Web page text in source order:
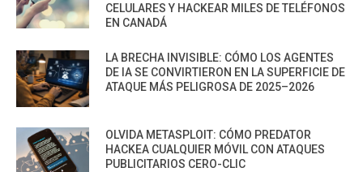
CELULARES Y HACKEAR MILES DE TELÉFONOS
EN CANADÁ
LA BRECHA INVISIBLE: CÓMO LOS AGENTES
DE IA SE CONVIRTIERON EN LA SUPERFICIE DE
ATAQUE MÁS PELIGROSA DE 2025–2026
OLVIDA METASPLOIT: CÓMO PREDATOR
HACKEA CUALQUIER MÓVIL CON ATAQUES
PUBLICITARIOS CERO-CLIC